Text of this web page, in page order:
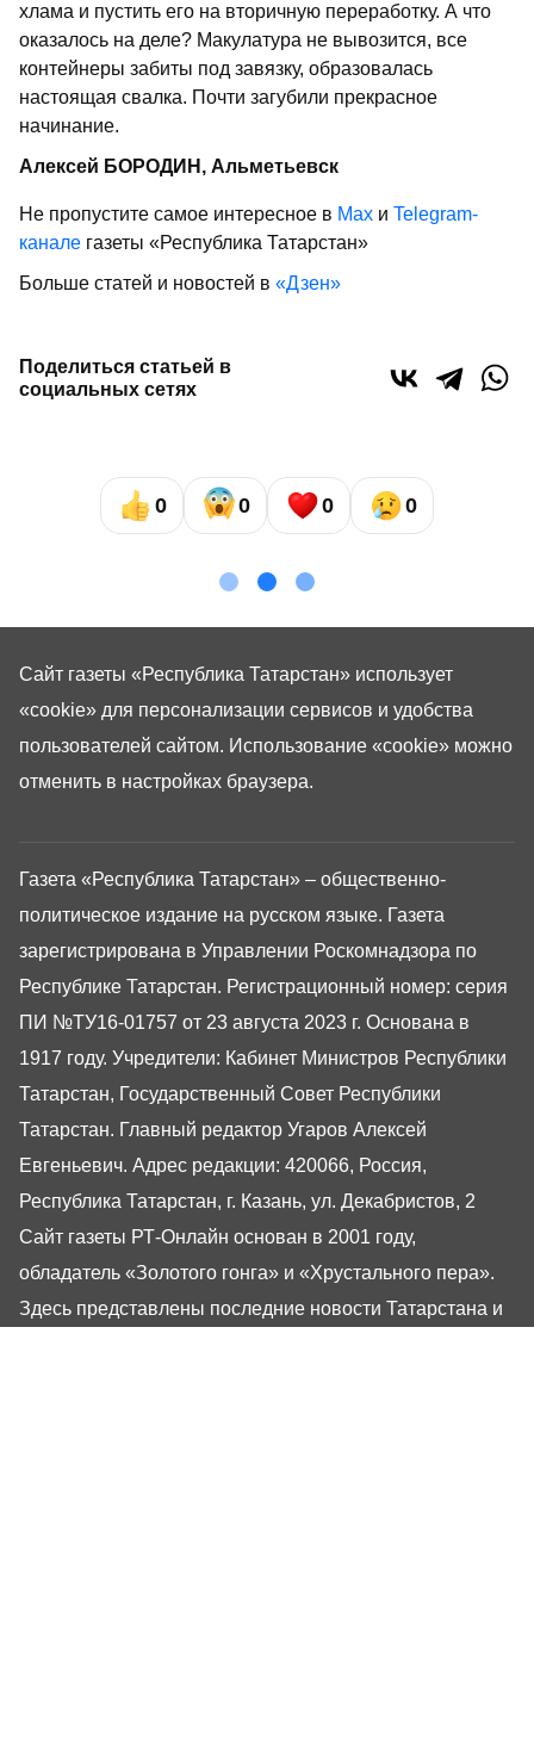
хлама и пустить его на вторичную переработку. А что
оказалось на деле? Макулатура не вывозится, все
контейнеры забиты под завязку, образовалась
настоящая свалка. Почти загубили прекрасное
начинание.
Алексей БОРОДИН, Альметьевск
Не пропустите самое интересное в Max и Telegram-
канале газеты «Республика Татарстан»
Больше статей и новостей в «Дзен»
Поделиться статьей в
социальных сетях
0 0 0 0
Газета «Республика Татарстан» – общественно-
политическое издание на русском языке. Газета
зарегистрирована в Управлении Роскомнадзора по
Республике Татарстан. Регистрационный номер: серия
ПИ №ТУ16-01757 от 23 августа 2023 г. Основана в
1917 году. Учредители: Кабинет Министров Республики
Татарстан, Государственный Совет Республики
Татарстан. Главный редактор Угаров Алексей
Евгеньевич. Адрес редакции: 420066, Россия,
Республика Татарстан, г. Казань, ул. Декабристов, 2
Сайт газеты РТ-Онлайн основан в 2001 году,
обладатель «Золотого гонга» и «Хрустального пера».
Здесь представлены последние новости Татарстана и
Сайт газеты «Республика Татарстан» использует
«cookie» для персонализации сервисов и удобства
пользователей сайтом. Использование «cookie» можно
отменить в настройках браузера.